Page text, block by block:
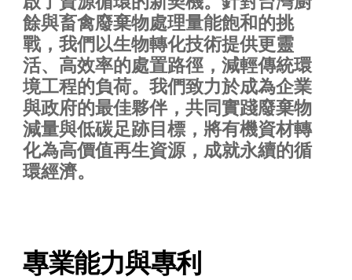
餘與畜禽廢棄物處理量能飽和的挑
戰，我們以生物轉化技術提供更靈
活、高效率的處置路徑，減輕傳統環
境工程的負荷。我們致力於成為企業
與政府的最佳夥伴，共同實踐廢棄物
減量與低碳足跡目標，將有機資材轉
化為高價值再生資源，成就永續的循
環經濟。
專業能力與專利